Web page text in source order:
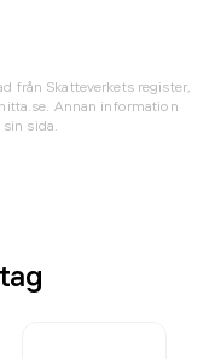
från Skatteverkets register,
Annan information
sida.